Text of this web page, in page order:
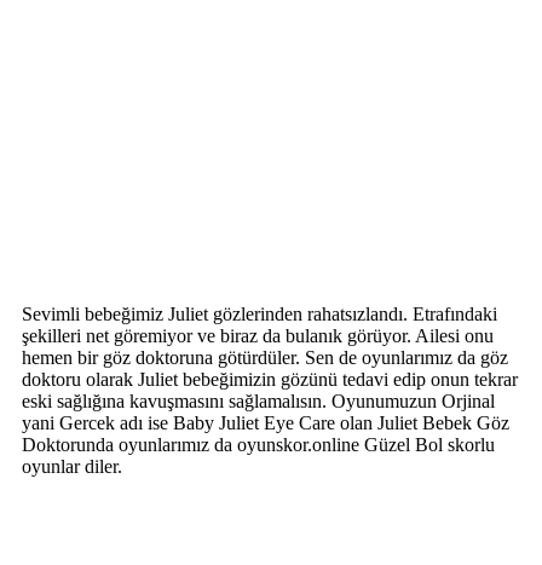
Sevimli bebeğimiz Juliet gözlerinden rahatsızlandı. Etrafındaki
şekilleri net göremiyor ve biraz da bulanık görüyor. Ailesi onu
hemen bir göz doktoruna götürdüler. Sen de oyunlarımız da göz
doktoru olarak Juliet bebeğimizin gözünü tedavi edip onun tekrar
eski sağlığına kavuşmasını sağlamalısın. Oyunumuzun Orjinal
yani Gercek adı ise Baby Juliet Eye Care olan Juliet Bebek Göz
Doktorunda oyunlarımız da oyunskor.online Güzel Bol skorlu
oyunlar diler.